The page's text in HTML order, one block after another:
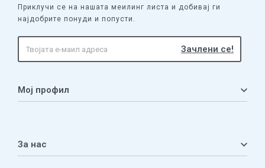
Приклучи се на нашата меилинг листа и добивај ги
најдобрите понуди и попусти.
Мој профил
Листа на желби
За нас